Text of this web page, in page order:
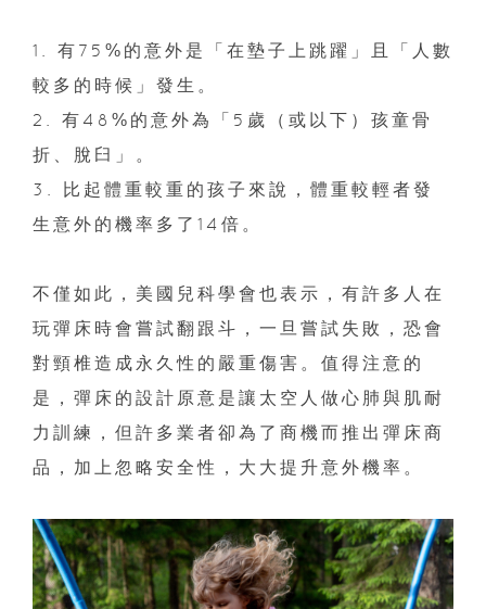
1. 有75%的意外是「在墊子上跳躍」且「人數
較多的時候」發生。
2. 有48%的意外為「5歲（或以下）孩童骨
折、脫臼」。
3. 比起體重較重的孩子來說，體重較輕者發
生意外的機率多了14倍。
不僅如此，美國兒科學會也表示，有許多人在
玩彈床時會嘗試翻跟斗，一旦嘗試失敗，恐會
對頸椎造成永久性的嚴重傷害。值得注意的
是，彈床的設計原意是讓太空人做心肺與肌耐
力訓練，但許多業者卻為了商機而推出彈床商
品，加上忽略安全性，大大提升意外機率。